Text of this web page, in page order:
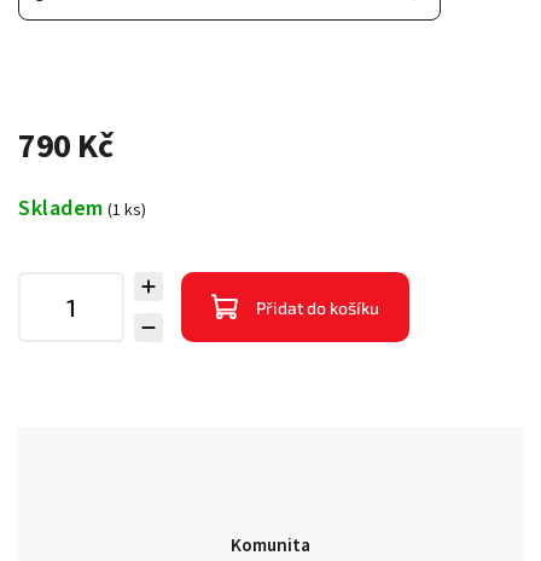
790 Kč
Skladem (1 ks)
Přidat do košíku
Komunita